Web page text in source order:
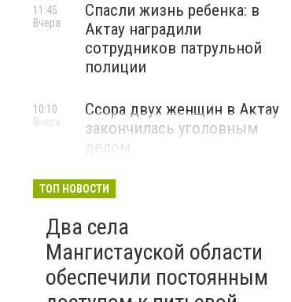
Спасли жизнь ребенка: в
Актау наградили
сотрудников патрульной
полиции
11:45
Вчера
Ссора двух женщин в Актау
закончилась уголовным
делом
10:10
Вчера
ТОП НОВОСТИ
Два села
Мангистауской области
обеспечили постоянным